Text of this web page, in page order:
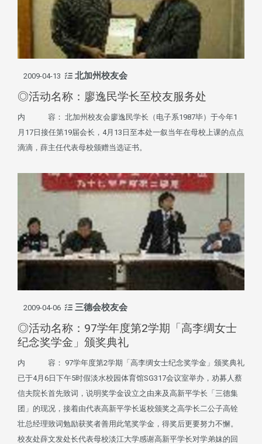
2009-04-13 北加州校友会
◎活动名称：廖逸民学长至校友服务处
内 容： 北加州校友会廖逸民学长（电子系1987毕）于今年1
月17日接任第19届会长，4月13日至本处一叙当年在母校上课的点点
滴滴，薛主任代表母校颁赠当选证书。
2009-04-06 三德会校友会
◎活动名称：97学年度第2学期「高李绸女士
纪念奖学金」颁奖典礼
内 容： 97学年度第2学期「高李绸女士纪念奖学金」颁奖典礼
已于4月6日下午5时假淡水校园体育馆SG317会议室举办，劝募人蔡
信夫院长首先致词，说明奖学金设立之由来及高新平学长「三德集
团」的现况，接着由代表高新平学长返校颁奖之高学长二公子高铨
壮总经理致词勉励获奖者善用此笔奖学金，得奖后更要努力不懈。
校友处薛文发处长代表母校淡江大学感谢高新平学长对学弟妹的回